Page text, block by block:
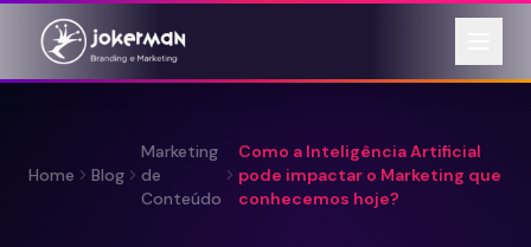
Home Blog
Marketing
de
Conteúdo
Como a Inteligência Artificial
pode impactar o Marketing que
conhecemos hoje?